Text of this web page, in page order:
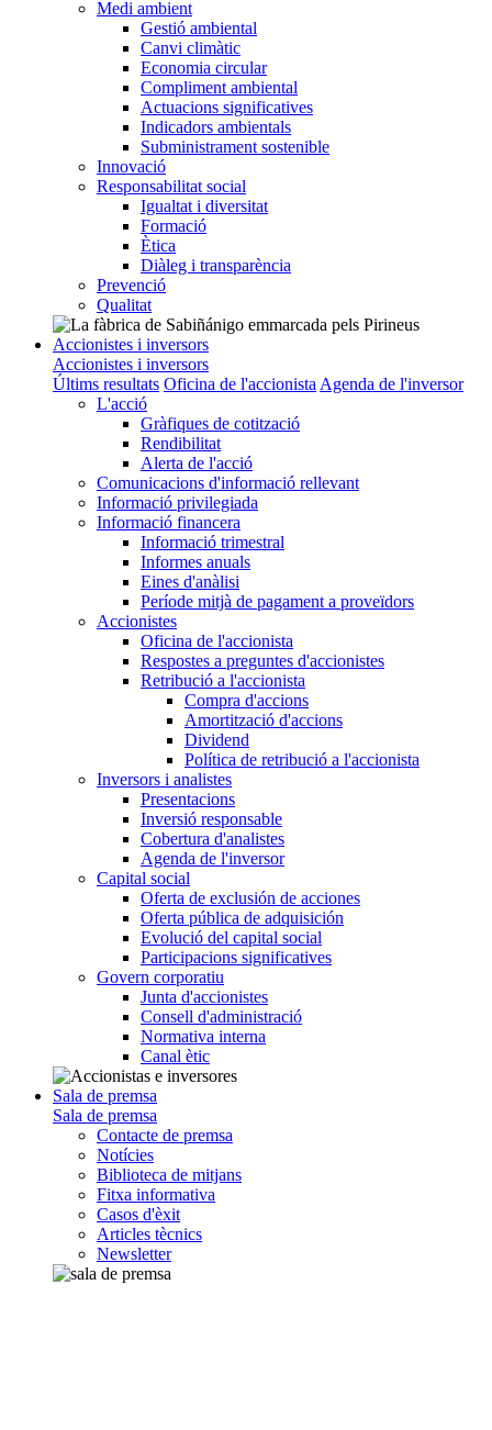
Medi ambient
Gestió ambiental
Canvi climàtic
Economia circular
Compliment ambiental
Actuacions significatives
Indicadors ambientals
Subministrament sostenible
Innovació
Responsabilitat social
Igualtat i diversitat
Formació
Ètica
Diàleg i transparència
Prevenció
Qualitat
Accionistes i inversors
Accionistes i inversors
Últims resultats Oficina de l'accionista Agenda de l'inversor
L'acció
Gràfiques de cotització
Rendibilitat
Alerta de l'acció
Comunicacions d'informació rellevant
Informació privilegiada
Informació financera
Informació trimestral
Informes anuals
Eines d'anàlisi
Període mitjà de pagament a proveïdors
Accionistes
Oficina de l'accionista
Respostes a preguntes d'accionistes
Retribució a l'accionista
Compra d'accions
Amortització d'accions
Dividend
Política de retribució a l'accionista
Inversors i analistes
Presentacions
Inversió responsable
Cobertura d'analistes
Agenda de l'inversor
Capital social
Oferta de exclusión de acciones
Oferta pública de adquisición
Evolució del capital social
Participacions significatives
Govern corporatiu
Junta d'accionistes
Consell d'administració
Normativa interna
Canal ètic
Sala de premsa
Sala de premsa
Contacte de premsa
Notícies
Biblioteca de mitjans
Fitxa informativa
Casos d'èxit
Articles tècnics
Newsletter